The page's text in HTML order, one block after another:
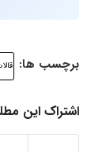
برچسب ها:
اشتراک این